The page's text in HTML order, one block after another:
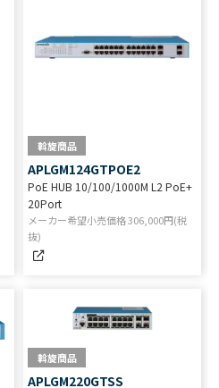
斡旋商品
APLGM124GTPOE2
PoE HUB 10/100/1000M L2 PoE+
20Port
メーカー希望小売価格306,000円(税
抜)
斡旋商品
APLGM220GTSS